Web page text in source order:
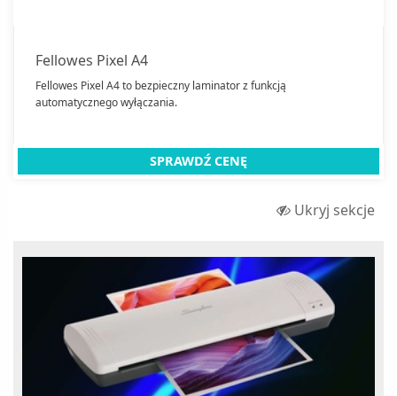
Fellowes Pixel A4
Fellowes Pixel A4 to bezpieczny laminator z funkcją
automatycznego wyłączania.
SPRAWDŹ CENĘ
Ukryj sekcje